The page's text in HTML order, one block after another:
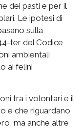
dei pasti e per il
Le ipotesi di
sulla
ter del Codice
ambientali
ai felini
tra i volontari e il
e che riguardano
ma anche altre